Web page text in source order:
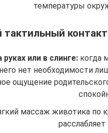
температуры
тактильный
или в слинге:когда
нет необходимости
ощущение
массаж животика по